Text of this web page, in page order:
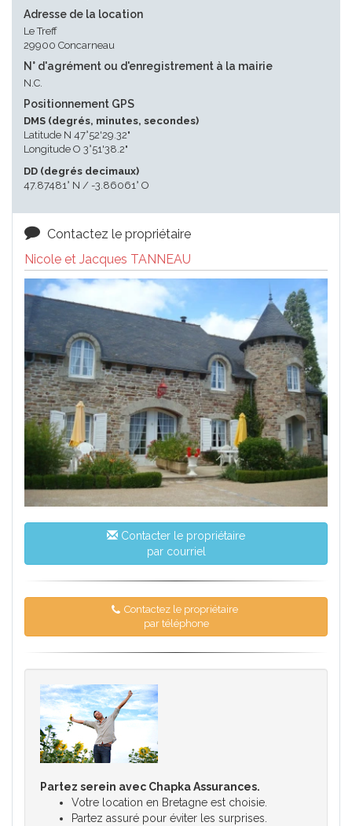
Adresse de la location
Le Treff
29900 Concarneau
N° d'agrément ou d'enregistrement à la mairie
N.C.
Positionnement GPS
DMS (degrés, minutes, secondes)
Latitude N 47°52'29.32"
Longitude O 3°51'38.2"
DD (degrés decimaux)
47.87481° N / -3.86061° O
Contactez le propriétaire
Nicole et Jacques TANNEAU
Contacter le propriétaire
par courriel
Contactez le propriétaire
par téléphone
Partez serein avec Chapka Assurances.
Votre location en Bretagne est choisie.
Partez assuré pour éviter les surprises.